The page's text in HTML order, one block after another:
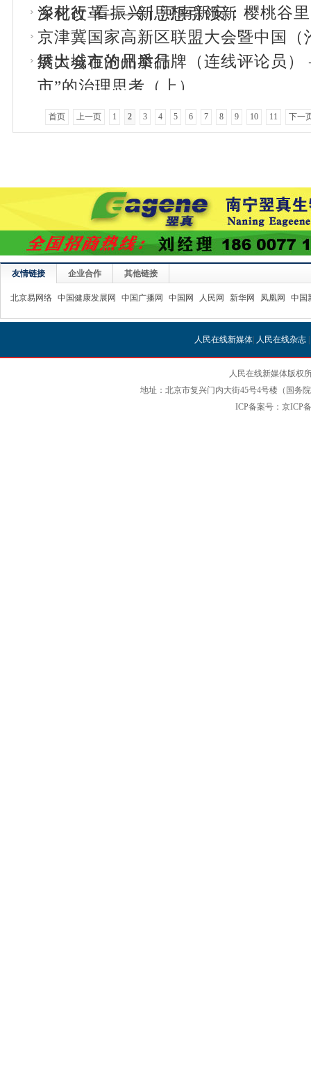
深化改革——新思想引领新
乡村行·看振兴丨河南新安：樱桃谷
京津冀国家高新区联盟大会暨中国（
展大会在沧州举行
绣出城市的品质品牌（连线评论员
市”的治理思考（上）
首页 上一页 1 2 3 4 5 6 7 8 9 10 11 下一
友情链接 企业合作 其他链接
北京易网络 中国健康发展网 中国广播网 中国网 人民网 新华网 凤凰网 中国
人民在线新媒体| 人民在线杂志|
人民在线新媒体版权
地址：北京市复兴门内大街45号4号楼（国务
ICP备案号：京ICP